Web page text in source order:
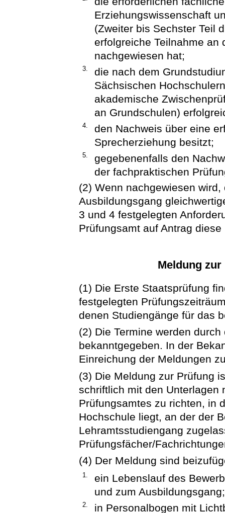
Erziehungswissenschaft
(Zweiter bis Sechster Teil
erfolgreiche Teilnahme an
nachgewiesen hat;
3.
die nach dem
Sächsischen
akademische
an Grundschulen)
4.
den Nachweis über eine
Sprecherziehung besitzt;
5.
gegebenenfalls den
der fachpraktischen
(2) Wenn nachgewiesen
Ausbildungsgang
3 und 4 festgelegten
Prüfungsamt auf Antrag
Meldung
(1) Die Erste Staatsprüfung
festgelegten
denen Studiengänge für das
(2) Die Termine werden
bekanntgegeben. In der
Einreichung der Meldungen
(3) Die Meldung zur Prüfung
schriftlich mit den Unterlagen
Prüfungsamtes zu richten, in
Hochschule liegt, an der der
Lehramtsstudiengang
Prüfungsfächer/
(4) Der Meldung sind
1.
ein Lebenslauf des
und zum Ausbildungsgang;
2. in Personalbogen mit